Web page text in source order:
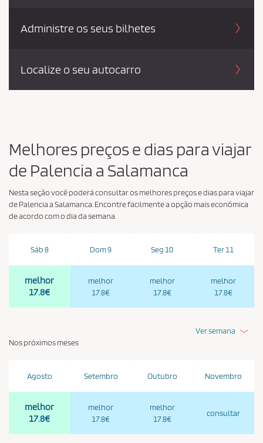
Administre os seus bilhetes
Localize o seu autocarro
Melhores preços e dias para viajar
de Palencia a Salamanca
Nesta seção você poderá consultar os melhores preços e dias para viajar
de Palencia a Salamanca. Encontre facilmente a opção mais econômica
de acordo com o dia da semana.
Sáb 8
melhor
17.8€
Dom 9
melhor
17.8€
Seg 10
melhor
17.8€
Ter 11
melhor
17.8€
Ver semana
Nos próximos meses
Agosto
melhor
17.8€
Setembro
melhor
17.8€
Outubro
melhor
17.8€
Novembro
consultar